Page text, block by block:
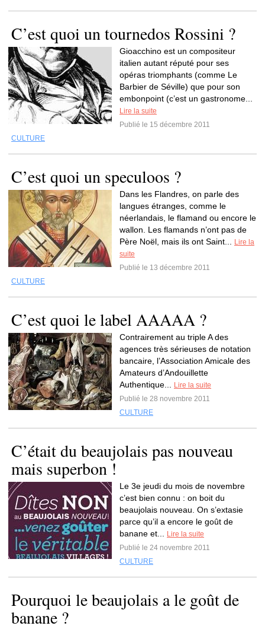
C’est quoi un tournedos Rossini ?
Gioacchino est un compositeur
italien autant réputé pour ses
opéras triomphants (comme Le
Barbier de Séville) que pour son
embonpoint (c’est un gastronome...
Lire la suite
Publié le 15 décembre 2011
CULTURE
C’est quoi un speculoos ?
Dans les Flandres, on parle des
langues étranges, comme le
néerlandais, le flamand ou encore le
wallon. Les flamands n’ont pas de
Père Noël, mais ils ont Saint...
Lire la
suite
Publié le 13 décembre 2011
CULTURE
C’est quoi le label AAAAA ?
Contrairement au triple A des
agences très sérieuses de notation
bancaire, l’Association Amicale des
Amateurs d’Andouillette
Authentique...
Lire la suite
Publié le 28 novembre 2011
CULTURE
C’était du beaujolais pas nouveau
mais superbon !
Le 3e jeudi du mois de novembre
c’est bien connu : on boit du
beaujolais nouveau. On s’extasie
parce qu’il a encore le goût de
banane et...
Lire la suite
Publié le 24 novembre 2011
CULTURE
Pourquoi le beaujolais a le goût de
banane ?